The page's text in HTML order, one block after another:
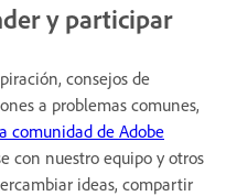
y participar
consejos de
a problemas comunes,
comunidad de Adobe
con nuestro equipo y otros
ideas, compartir